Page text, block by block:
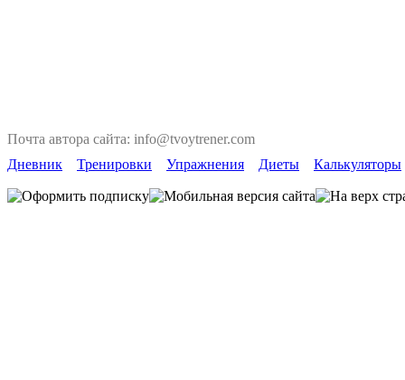
Почта автора сайта: info@tvoytrener.com
Дневник
Тренировки Упражнения Диеты Калькуляторы